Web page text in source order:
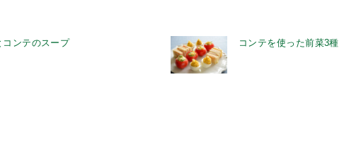
コンテのスープ
コンテを使った前菜3種